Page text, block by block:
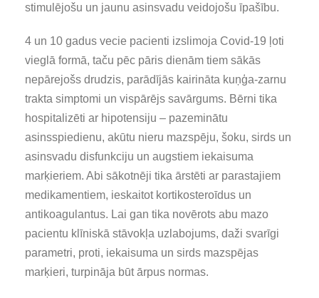
stimulējošu un jaunu asinsvadu veidojošu īpašību.
4 un 10 gadus vecie pacienti izslimoja Covid-19 ļoti
vieglā formā, taču pēc pāris dienām tiem sākās
nepārejošs drudzis, parādījās kairināta kuņģa-zarnu
trakta simptomi un vispārējs savārgums. Bērni tika
hospitalizēti ar hipotensiju – pazeminātu
asinsspiedienu, akūtu nieru mazspēju, šoku, sirds un
asinsvadu disfunkciju un augstiem iekaisuma
marķieriem. Abi sākotnēji tika ārstēti ar parastajiem
medikamentiem, ieskaitot kortikosteroīdus un
antikoagulantus. Lai gan tika novērots abu mazo
pacientu klīniskā stāvokļa uzlabojums, daži svarīgi
parametri, proti, iekaisuma un sirds mazspējas
marķieri, turpināja būt ārpus normas.